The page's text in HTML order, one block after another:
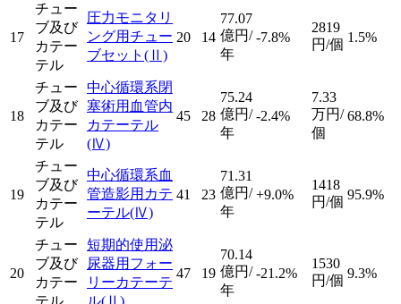
17
チュー
ブ及び
カテー
テル
圧力モニタリ
ング用チュー
ブセット (Ⅱ)
20 14
77.07
億円/
年
-7.8%
2819
円/個 1.5%
18
チュー
ブ及び
カテー
テル
中心循環系閉
塞術用血管内
カテーテル
(Ⅳ)
45 28
75.24
億円/
年
-2.4%
7.33
万円/
個
68.8%
19
チュー
ブ及び
カテー
テル
中心循環系血
管造影用カテ
ーテル(Ⅳ)
41 23
71.31
億円/
年
+9.0%
1418
円/個 95.9%
20
チュー
ブ及び
カテー
短期的使用泌
尿器用フォー
リーカテーテ
47 19
70.14
億円/
年
-21.2%
1530
円/個 9.3%